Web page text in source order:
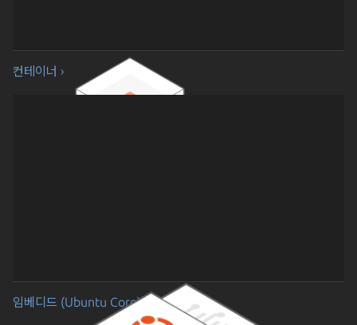
컨테이너 ›
임베디드 (Ubuntu Core) ›